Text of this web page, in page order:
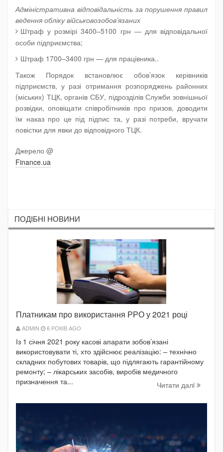
Адміністративна відповідальність за порушення правил
ведення обліку військовозобов’язаних
Штраф у розмірі 3400–5100 грн — для відповідальної
особи підприємства;
Штраф 1700–3400 грн — для працівника..
Також Порядок встановлює обов’язок керівників
підприємств, у разі отримання розпоряджень районних
(міських) ТЦК, органів СБУ, підрозділів Служби зовнішньої
розвідки, оповіщати співробітників про призов, доводити
їм наказ про це під підпис та, у разі потреби, вручати
повістки для явки до відповідного ТЦК.
Джерело @
Finance.ua
ПОДIБНI НОВИНИ
Платникам про використання РРО у 2021 році
ADMIN 6 РОКІВ AGO
Із 1 січня 2021 року касові апарати зобов’язані
використовувати ті, хто здійснює реалізацію: – технічно
складних побутових товарів, що підлягають гарантійному
ремонту; – лікарських засобів, виробів медичного
призначення та...
Читати далi